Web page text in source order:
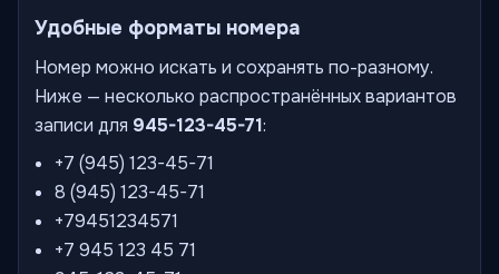
Удобные форматы номера
Номер можно искать и сохранять по-разному.
Ниже — несколько распространённых вариантов
записи для 945-123-45-71:
+7 (945) 123-45-71
8 (945) 123-45-71
+79451234571
+7 945 123 45 71